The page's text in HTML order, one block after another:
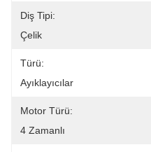
Diş Tipi:
Çelik
Türü:
Ayıklayıcılar
Motor Türü:
4 Zamanlı